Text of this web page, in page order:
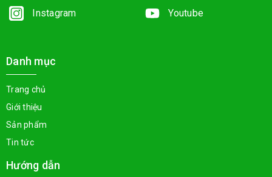
Instagram Youtube
Danh mục
Trang chủ
Giới thiệu
Sản phẩm
Tin tức
Hướng dẫn